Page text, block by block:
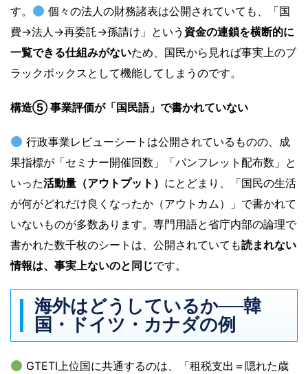
す。
個々の法人の財務諸表は公開されていても、「国
費→法人→再委託→孫請け」という 資金の連鎖を横断的に
一覧できる仕組みがないため、国民から見れば事実上のブ
ラックボックスとして機能してしまうのです。
構造⑤ 事業評価が「国民語」で書かれていない
行政事業レビューシートは公開されているものの、成
果指標が「セミナー開催回数」「パンフレット配布数」と
いった活動量（アウトプット） にとどまり、「国民の生活
が何がどれだけ良くなったか（アウトカム）」で書かれて
いないものが多数あります。専門用語と省庁内部の論理で
書かれた数千枚のシートは、公開されていても読まれない
情報は、事実上ないのと同じです。
海外はどうしているか──韓
国・ドイツ・カナダの例
GTETI上位国に共通するのは、「租税支出＝隠れた歳